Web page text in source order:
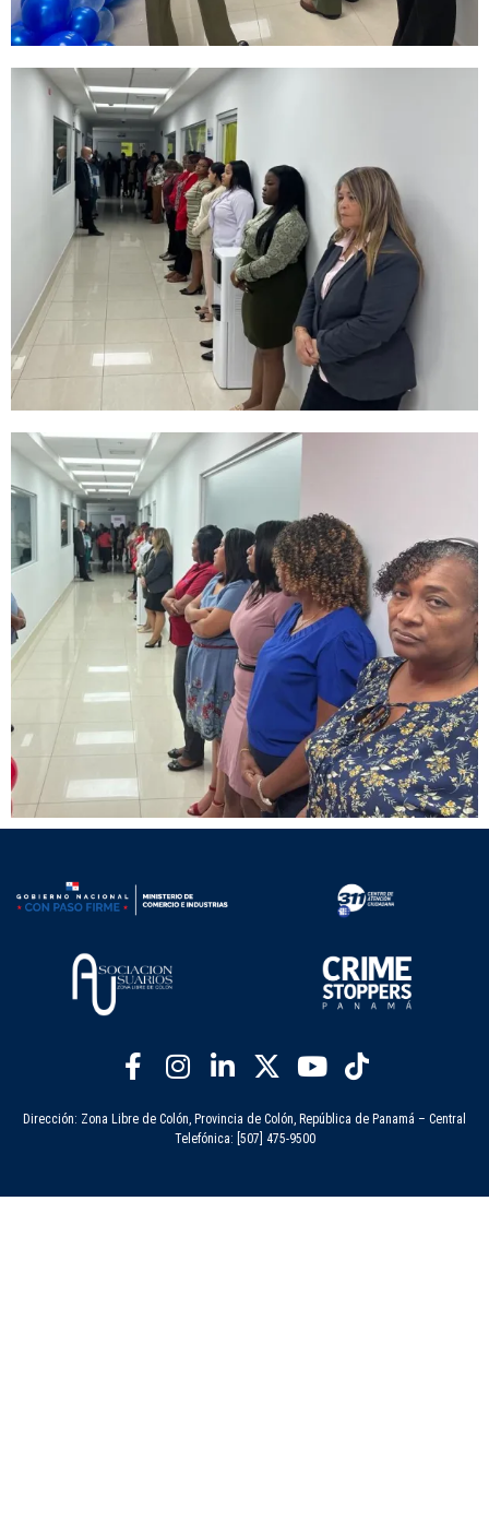
Dirección: Zona Libre de Colón, Provincia de Colón, República de Panamá – Central
Telefónica: [507] 475-9500